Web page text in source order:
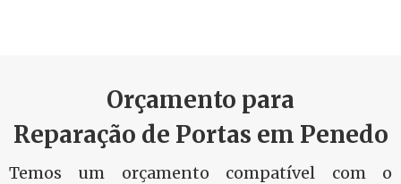
Orçamento para
Reparação de Portas em Penedo
Temos um orçamento compatível com o